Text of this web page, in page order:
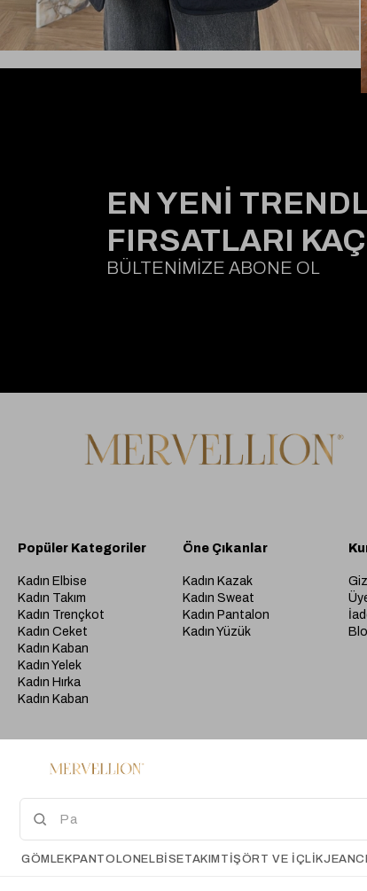
EN YENİ
FIRSATLARI
BÜLTENİMİZE ABONE OL
Popüler Kategoriler
Kadın Elbise
Kadın Takım
Kadın Trençkot
Kadın Ceket
Kadın Kaban
Kadın Yelek
Kadın Hırka
Kadın Kaban
Öne Çıkanlar
Kadın Kazak
Kadın Sweat
Kadın Pantalon
Kadın Yüzük
GÖMLEK PANTOLON ELBİSETAKIM TIŞÖRT VE İÇLIKJEAN